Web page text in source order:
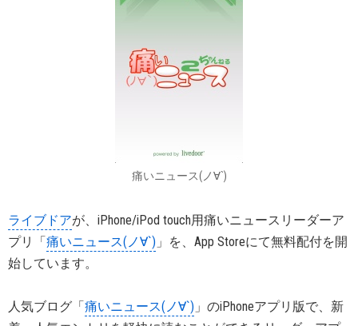
痛いニュース(ノ∀`)
ライブドアが、iPhone/iPod touch用痛いニュースリーダーア
プリ「痛いニュース(ノ∀`) 」を、App Storeにて無料配付を開
始しています。
人気ブログ「痛いニュース(ノ∀`) 」のiPhoneアプリ版で、新